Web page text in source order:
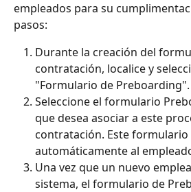
empleados para su
pasos:
Durante la creación del
contratación, localice y
"Formulario de Preboarding".
Seleccione el formulario
que desea asociar a este
contratación. Este formulario
automáticamente al
Una vez que un nuevo
sistema, el formulario de